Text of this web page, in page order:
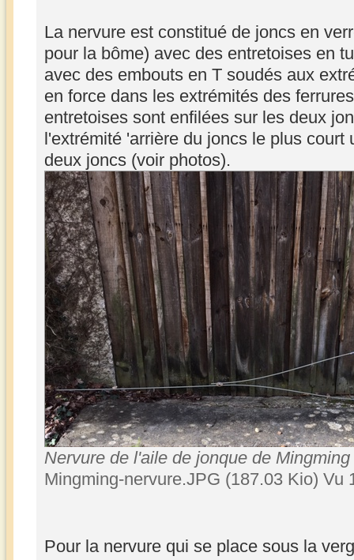
La nervure est constitué de joncs en
pour la bôme) avec des entretoises en
avec des embouts en T soudés aux
en force dans les extrémités des
entretoises sont enfilées sur les deux
l'extrémité 'arrière du joncs le plus court
deux joncs (voir photos).
Nervure de l'aile de jonque de Mingming
Mingming-nervure.JPG (187.03 Kio) Vu
Pour la nervure qui se place sous la